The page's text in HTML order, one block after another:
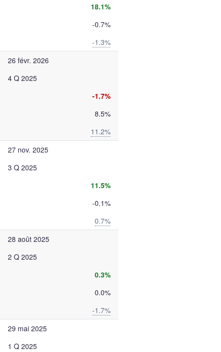
18.1%
-0.7%
-1.3%
26 févr. 2026
4 Q 2025
-1.7%
8.5%
11.2%
27 nov. 2025
3 Q 2025
11.5%
-0.1%
0.7%
28 août 2025
2 Q 2025
0.3%
0.0%
-1.7%
29 mai 2025
1 Q 2025